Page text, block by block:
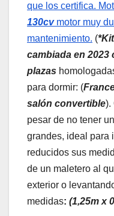
que los certifica.
130cvmotor muy
mantenimiento. (*
cambiada en 2023
plazas
para dormir: (
salón convertible).
pesar de no tener
grandes, ideal para
reducidos sus
de un maletero al
exterior o
medidas: (1,25m x